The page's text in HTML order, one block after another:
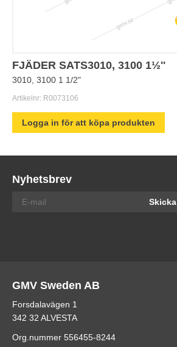
FJÄDER SATS3010, 3100 1½''
3010, 3100 1 1/2"
Artikelnr: R0073106
Logga in för att köpa produkten
Nyhetsbrev
Skicka
GMV Sweden AB
Forsdalavägen 1
342 32 ALVESTA
Org.nummer 556455-8244